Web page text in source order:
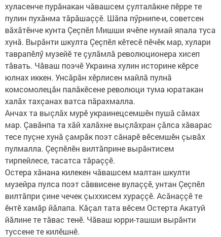
хуласенче пурăнакан чăвашсем çулталăкне пӗрре те
пулин пухăнма тăрăшаççӗ. Шăпа пӳрнипе-и, советсен
вăхăтӗнче кунта Çеçпӗл Мишши ячӗпе нумай япала туса
хунă. Вырăнти шкулта Çеçпӗл кӗтесӗ пӗчӗк мар, хулари
таврапӗлӳ музейӗ те çулăмлă революционера хисеп
тăвать. Чăваш поэчӗ Украина хулин историне кӗрсе
юлнах иккен. Унсăрăн хӗрлисен майлă пулнă
комсомолецăн палăкӗсене революци тума юратакан
халăх тахçанах ватса пăрахмалла.
Анчах та выçлăх мурӗ украинецсемшӗн пушă сăмах
мар. Çавăнпа та хăй халăхне выçлăхран çăлса хăварас
тесе пуçне хунă çамрăк поэт сăнарӗ вӗсемшӗн çывăх
пулмалла. Çеçпӗлӗн вилтăприне вырăнтисем
тирпейлесе, тасатса тăраççӗ.
Остера хăнана килекен чăвашсем малтан шкулти
музейра пулса поэт сăввисене вулаççӗ, унтан Çеçпӗл
вилтăпри çине чечек çыххисем хураççӗ. Асăнаççӗ те
ӗнтӗ хамăр йăлапа. Кăçал тата вӗсем Остерта Акатуй
йăлине те тăвас тенӗ. Чăваш юрри-ташши вырăнти
туссене те килӗшнӗ.